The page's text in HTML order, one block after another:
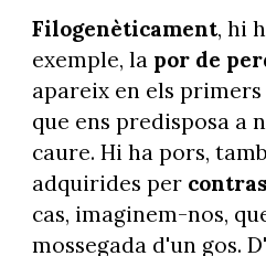
Filogenèticament, hi
exemple, la por de
apareix en els
que ens predisposa a
caure. Hi ha pors,
adquirides per
cas, imaginem-nos,
mossegada d'un gos.